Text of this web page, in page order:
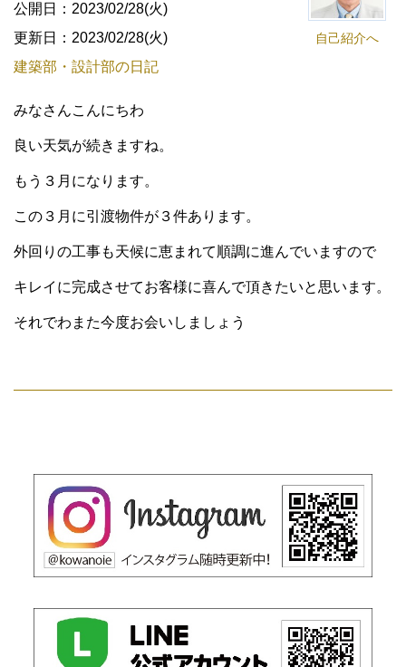
自己紹介へ
公開日：2023/02/28(火)
更新日：2023/02/28(火)
建築部・設計部の日記
みなさんこんにちわ
良い天気が続きますね。
もう３月になります。
この３月に引渡物件が３件あります。
外回りの工事も天候に恵まれて順調に進んでいますので
キレイに完成させてお客様に喜んで頂きたいと思います。
それでわまた今度お会いしましょう